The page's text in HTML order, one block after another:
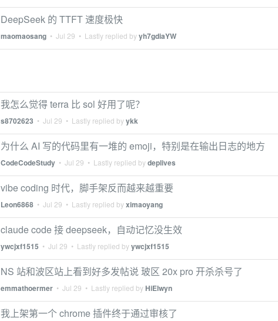
DeepSeek 的 TTFT 速度极快
maomaosang • Jul 29 • Lastly replied byyh7gdiaYW
我怎么觉得 terra 比 sol 好用了呢？
s8702623 • Jul 29 • Lastly replied byykk
为什么 AI 写的代码里有一堆的 emoji，特别是在输出日志的地方
CodeCodeStudy • Jul 29 • Lastly replied bydeplives
vibe coding 时代，脚手架反而越来越重要
Leon6868 • Jul 29 • Lastly replied byximaoyang
claude code 接 deepseek，自动记忆没生效
ywcjxf1515 • Jul 29 • Lastly replied byywcjxf1515
NS 站和波区站上看到好多发帖说 玻区 20x pro 开杀杀号了
emmathoermer • Jul 29 • Lastly replied byHiElwyn
我上架第一个 chrome 插件终于通过审核了